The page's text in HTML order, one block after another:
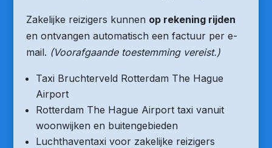
Zakelijke reizigers kunnen op rekening rijden
en ontvangen automatisch een factuur per e-
mail. (Voorafgaande toestemming vereist.)
Taxi Bruchterveld Rotterdam The Hague
Airport
Rotterdam The Hague Airport taxi vanuit
woonwijken en buitengebieden
Luchthaventaxi voor zakelijke reizigers